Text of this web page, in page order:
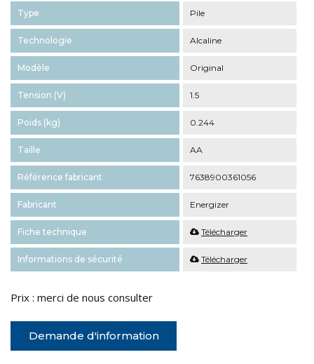
Type Pile
Technologie Alcaline
Modèle Original
Tension (V) 1.5
Poids (kg) 0.244
Taille AA
Référence fabricant 7638900361056
Fabricant Energizer
Fiche technique Télécharger
Informations de sécurité Télécharger
Prix : merci de nous consulter
Demande d'information